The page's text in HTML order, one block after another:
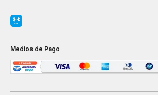
Medios de Pago